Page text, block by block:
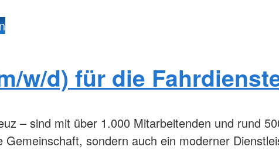
w/d) für die
– sind mit über 1.000 Mitarbeitenden und rund
sondern auch ein moderner